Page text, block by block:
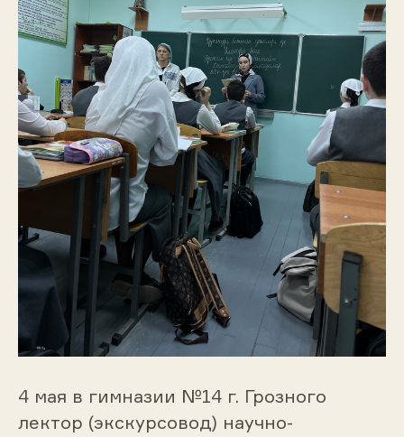
4 мая в гимназии №14 г. Грозного
лектор (экскурсовод) научно-